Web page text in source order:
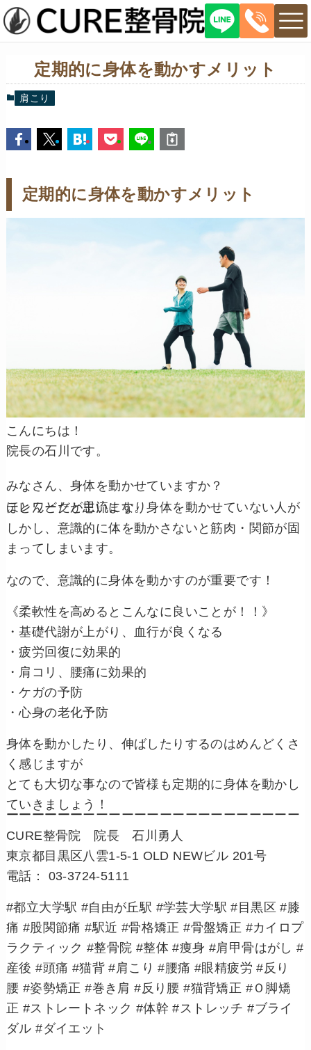
定期的に身体を動かすメリット
肩こり
定期的に身体を動かすメリット
こんにちは！
院長の石川です。
みなさん、身体を動かせていますか？
テレワークが主流になり身体を動かせていない人がほとんどだと思います。
しかし、意識的に体を動かさないと筋肉・関節が固
まってしまいます。
なので、意識的に身体を動かすのが重要です！
《柔軟性を高めるとこんなに良いことが！！》
・基礎代謝が上がり、血行が良くなる
・疲労回復に効果的
・肩コリ、腰痛に効果的
・ケガの予防
・心身の老化予防
身体を動かしたり、伸ばしたりするのはめんどくさ
く感じますが
とても大切な事なので皆様も定期的に身体を動かし
ていきましょう！
ーーーーーーーーーーーーーーーーーーーーーーーーーーーーー
CURE整骨院 院長 石川勇人
東京都目黒区八雲1-5-1 OLD NEWビル 201号
電話： 03-3724-5111
#都立大学駅 #自由が丘駅 #学芸大学駅 #目黒区 #膝
痛 #股関節痛 #駅近 #骨格矯正 #骨盤矯正 #カイロプ
ラクティック #整骨院 #整体 #痩身 #肩甲骨はがし #
産後 #頭痛 #猫背 #肩こり #腰痛 #眼精疲労 #反り
腰 #姿勢矯正 #巻き肩 #反り腰 #猫背矯正 #Ｏ脚矯
正 #ストレートネック #体幹 #ストレッチ #ブライ
ダル #ダイエット